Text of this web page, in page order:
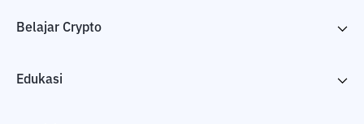
Belajar Crypto
Edukasi